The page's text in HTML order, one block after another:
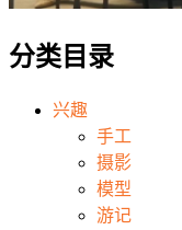
分类目录
兴趣
手工
摄影
模型
游记